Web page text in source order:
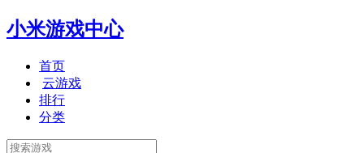
小米游戏中心
首页
云游戏
排行
分类